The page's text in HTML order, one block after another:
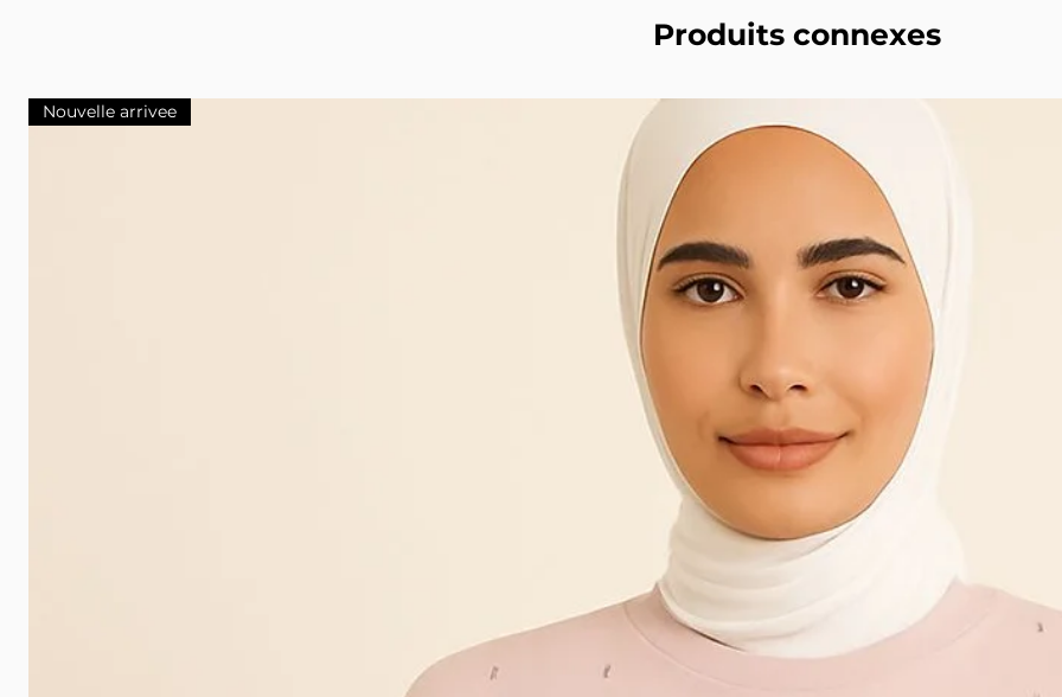
Produits connexes
Nouvelle arrivee